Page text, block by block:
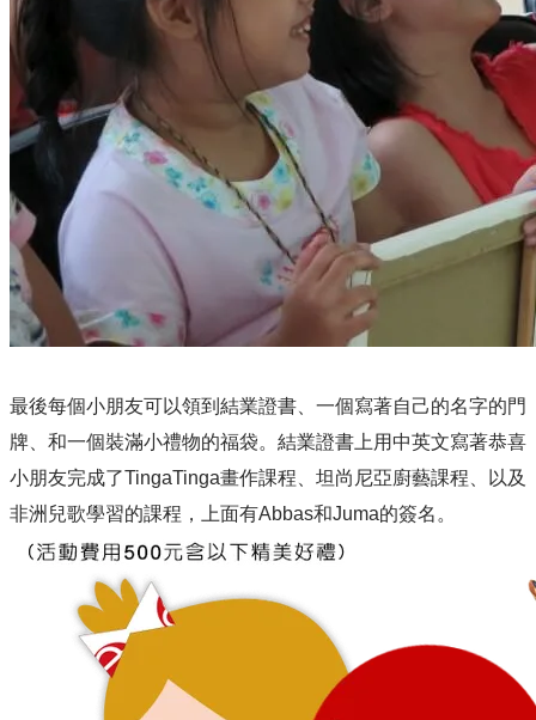
最後每個小朋友可以領到結業證書、一個寫著自己的名字的門
牌、和一個裝滿小禮物的福袋。結業證書上用中英文寫著恭喜
小朋友完成了TingaTinga畫作課程、坦尚尼亞廚藝課程、以及
非洲兒歌學習的課程，上面有Abbas和Juma的簽名。